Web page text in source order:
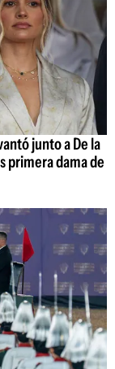
junto a De la
primera dama de